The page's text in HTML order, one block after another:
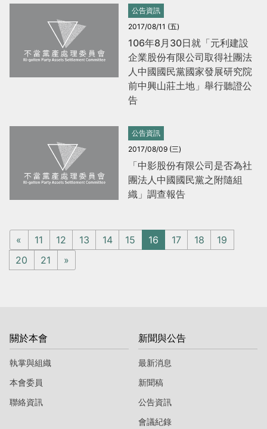
公告資訊
2017/08/11 (五)
106年8月30日就「元利建設
企業股份有限公司取得社團法
人中國國民黨國家發展研究院
前中興山莊土地」舉行聽證公
告
公告資訊
2017/08/09 (三)
「中影股份有限公司是否為社
團法人中國國民黨之附隨組
織」調查報告
« 11 12 13 14 15 16 17 18
19
20
21 »
關於本會
執掌與組織
本會委員
聯絡資訊
新聞與公告
最新消息
新聞稿
公告資訊
會議紀錄